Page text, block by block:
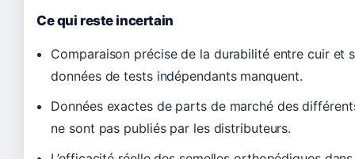
Ce qui reste incertain
Comparaison précise de la durabilité entre cuir et
données de tests indépendants manquent.
Données exactes de parts de marché des
ne sont pas publiés par les distributeurs.